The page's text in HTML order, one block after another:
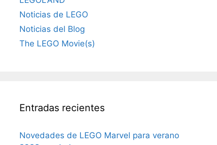
Noticias de LEGO
Noticias del Blog
The LEGO Movie(s)
Entradas recientes
Novedades de LEGO Marvel para verano